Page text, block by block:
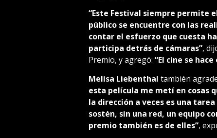
“Este Festival siempre permite
público se encuentre con las
contar el esfuerzo que cuesta
participa detrás de cámaras”,
Premio, y agregó: “El cine se
Melisa Liebenthal también
esta película me metí en cosas
la dirección a veces es una
sostén, sin una red, un equipo
premio también es de elles”,